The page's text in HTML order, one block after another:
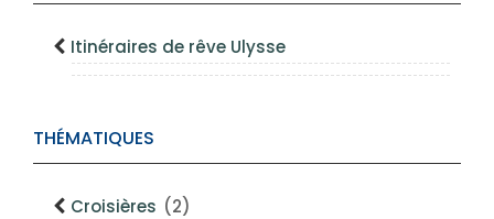
Itinéraires de rêve Ulysse
THÉMATIQUES
Croisières (2)